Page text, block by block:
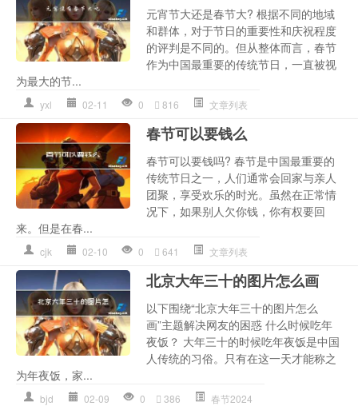
元宵节大还是春节大? 根据不同的地域
和群体，对于节日的重要性和庆祝程度
的评判是不同的。但从整体而言，春节
作为中国最重要的传统节日，一直被视
为最大的节...
yxl 02-11 0 816 文章列表
春节可以要钱么
春节可以要钱吗? 春节是中国最重要的
传统节日之一，人们通常会回家与亲人
团聚，享受欢乐的时光。虽然在正常情
况下，如果别人欠你钱，你有权要回
来。但是在春...
cjk 02-10 0 641 文章列表
北京大年三十的图片怎么画
以下围绕“北京大年三十的图片怎么
画”主题解决网友的困惑 什么时候吃年
夜饭？ 大年三十的时候吃年夜饭是中国
人传统的习俗。只有在这一天才能称之
为年夜饭，家...
bjd 02-09 0 386 春节2024